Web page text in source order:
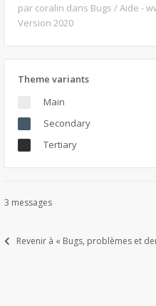
par coralin dans Bugs / Aide -
Version 2020
Theme variants
Main
Secondary
Tertiary
3 messages
Revenir à « Bugs, problèmes et